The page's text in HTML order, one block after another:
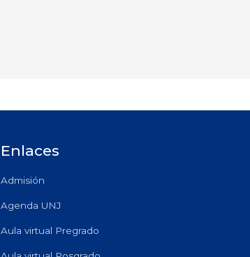
Enlaces
Admisión
Agenda UNJ
Aula virtual Pregrado